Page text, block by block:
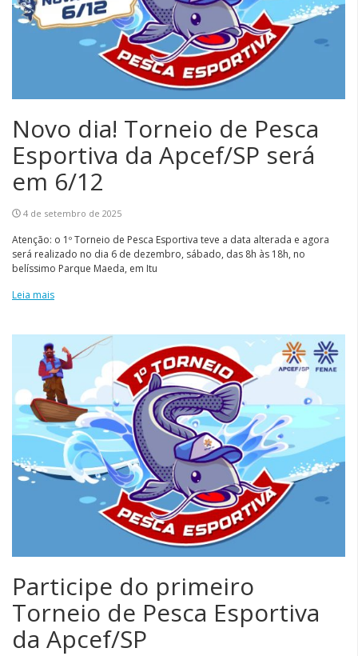
Novo dia! Torneio de Pesca
Esportiva da Apcef/SP será
em 6/12
4 de setembro de 2025
Atenção: o 1º Torneio de Pesca Esportiva teve a data alterada e agora
será realizado no dia 6 de dezembro, sábado, das 8h às 18h, no
belíssimo Parque Maeda, em Itu
Leia mais
Participe do primeiro
Torneio de Pesca Esportiva
da Apcef/SP